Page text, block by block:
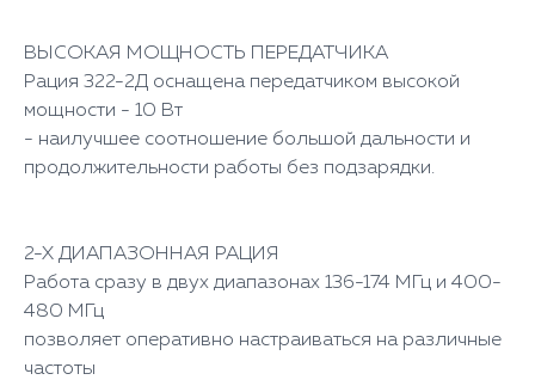
ВЫСОКАЯ МОЩНОСТЬ ПЕРЕДАТЧИКА
Рация 322-2Д оснащена передатчиком высокой
мощности - 10 Вт
- наилучшее соотношение большой дальности и
продолжительности работы без подзарядки.
2-Х ДИАПАЗОННАЯ РАЦИЯ
Работа сразу в двух диапазонах 136-174 МГц и 400-
480 МГц
позволяет оперативно настраиваться на различные
частоты